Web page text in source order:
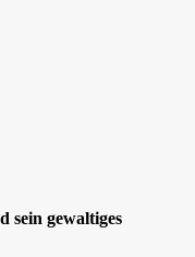
sein gewaltiges